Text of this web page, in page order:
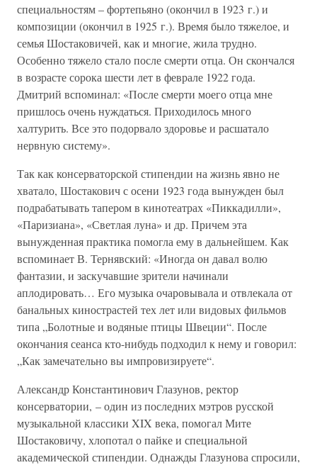
специальностям – фортепьяно (окончил в 1923 г.) и
композиции (окончил в 1925 г.). Время было тяжелое, и
семья Шостаковичей, как и многие, жила трудно.
Особенно тяжело стало после смерти отца. Он скончался
в возрасте сорока шести лет в феврале 1922 года.
Дмитрий вспоминал: «После смерти моего отца мне
пришлось очень нуждаться. Приходилось много
халтурить. Все это подорвало здоровье и расшатало
нервную систему».
Так как консерваторской стипендии на жизнь явно не
хватало, Шостакович с осени 1923 года вынужден был
подрабатывать тапером в кинотеатрах «Пиккадилли»,
«Паризиана», «Светлая луна» и др. Причем эта
вынужденная практика помогла ему в дальнейшем. Как
вспоминает В. Тернявский: «Иногда он давал волю
фантазии, и заскучавшие зрители начинали
аплодировать… Его музыка очаровывала и отвлекала от
банальных кинострастей тех лет или видовых фильмов
типа „Болотные и водяные птицы Швеции“. После
окончания сеанса кто-нибудь подходил к нему и говорил:
„Как замечательно вы импровизируете“.
Александр Константинович Глазунов, ректор
консерватории, – один из последних мэтров русской
музыкальной классики XIX века, помогал Мите
Шостаковичу, хлопотал о пайке и специальной
академической стипендии. Однажды Глазунова спросили,